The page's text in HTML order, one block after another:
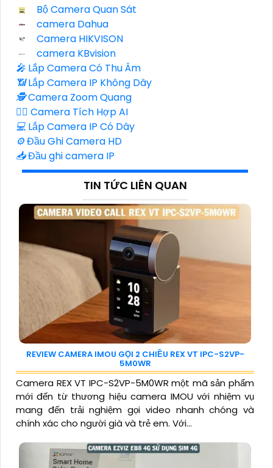
Bộ Camera Quan Sát
camera Dahua
Camera HIKVISON
camera KBvision
️🎤️ Lắp Camera Có Thu Âm
📶Lắp Camera IP Không Dây
🕵️Camera Zoom Quang
🧛‍♀️ Camera Tích Hợp AI
💻 Lắp Camera IP Có Dây
⚙️Đầu Ghi Camera HD
📥Đầu ghi camera IP
TIN TỨC LIÊN QUAN
REVIEW CAMERA IMOU GỌI 2 CHIỀU REX VT IPC-S2VP-
5M0WR
Camera REX VT IPC-S2VP-5M0WR một mã sản phẩm
mới đến từ thương hiệu camera IMOU với nhiệm vụ
mang đến trải nghiệm gọi video nhanh chóng và
chính xác cho người già và trẻ em. Với...